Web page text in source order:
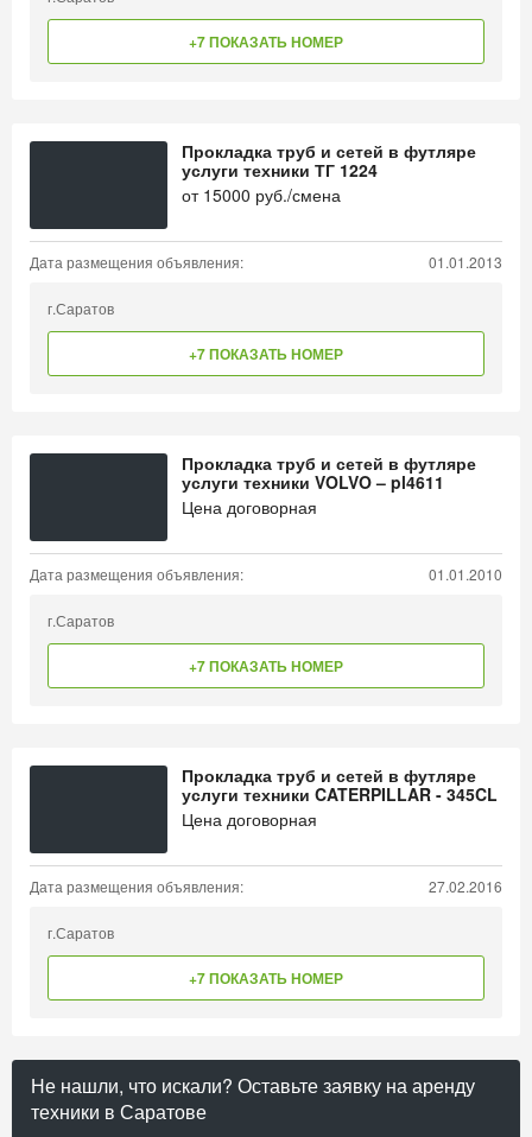
+7 ПОКАЗАТЬ НОМЕР
Прокладка труб и сетей в футляре
услуги техники ТГ 1224
от 15000 руб./смена
Дата размещения объявления: 01.01.2013
г.Саратов
+7 ПОКАЗАТЬ НОМЕР
Прокладка труб и сетей в футляре
услуги техники VOLVO – pl4611
Цена договорная
Дата размещения объявления: 01.01.2010
г.Саратов
+7 ПОКАЗАТЬ НОМЕР
Прокладка труб и сетей в футляре
услуги техники CATERPILLAR - 345CL
Цена договорная
Дата размещения объявления: 27.02.2016
г.Саратов
+7 ПОКАЗАТЬ НОМЕР
Не нашли, что искали? Оставьте заявку на аренду
техники в Саратове